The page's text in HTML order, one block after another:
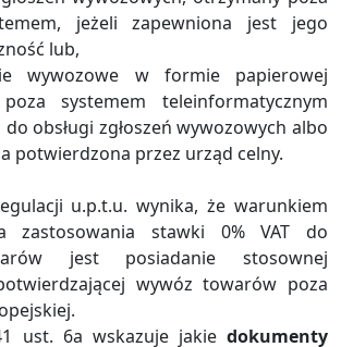
jeżeli zapewniona jest jego
lub,
wywozowe w formie papierowej
poza systemem teleinformatycznym
do obsługi zgłoszeń wywozowych albo
potwierdzona przez urząd celny.
u.p.t.u. wynika, że warunkiem
zastosowania stawki 0% VAT do
jest posiadanie stosownej
wywóz towarów poza
ust. 6a wskazuje jakie dokumenty